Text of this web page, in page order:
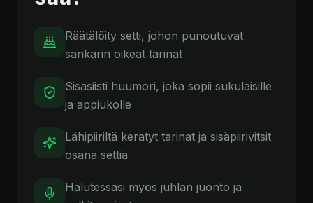
Räätälöity setti, johon punoutuvat
sankarin oikeat tarinat
Sisäsiisti huumori, joka sopii sukulaisille
ja appiukolle
Lähipiiriltä kerätyt tarinat ja sisäpiirivitsit
osana settiä
Halutessasi myös juhlan juonto ja